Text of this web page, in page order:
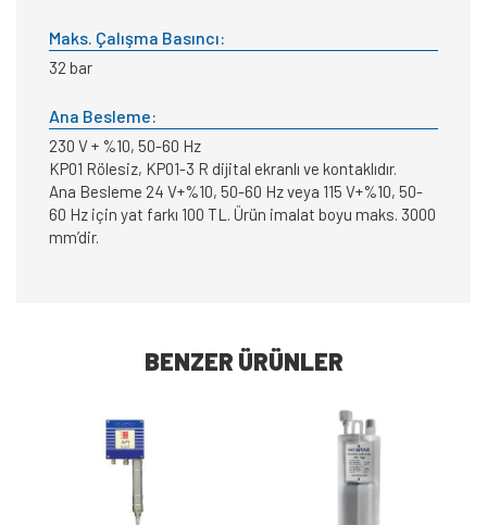
Maks. Çalışma Basıncı:
32 bar
Ana Besleme:
230 V + %10, 50-60 Hz
KP01 Rölesiz, KP01-3 R dijital ekranlı ve kontaklıdır.
Ana Besleme 24 V+%10, 50-60 Hz veya 115 V+%10, 50-
60 Hz için yat farkı 100 TL. Ürün imalat boyu maks. 3000
mm’dir.
BENZER ÜRÜNLER